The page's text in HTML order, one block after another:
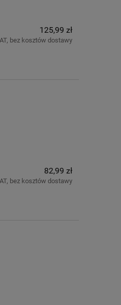
125,99 zł
bez kosztów dostawy
82,99 zł
bez kosztów dostawy